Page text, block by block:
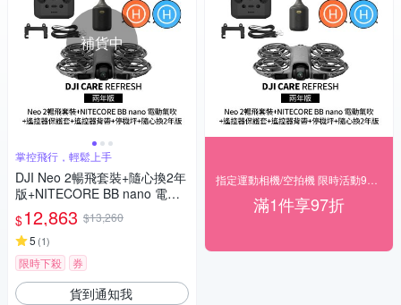
補貨中
掌控飛行，輕鬆上手
DJI Neo 2暢飛套裝+隨心換2年
版+NITECORE BB nano 電動
氣吹+遙控器保護套+SP-550遙
控器背帶+SunLight PK-075 75
cm停機坪 (聯強公司貨)
$12,863 $13,260
5 (1)
限時下殺 券
貨到通知我
滿1件享97折